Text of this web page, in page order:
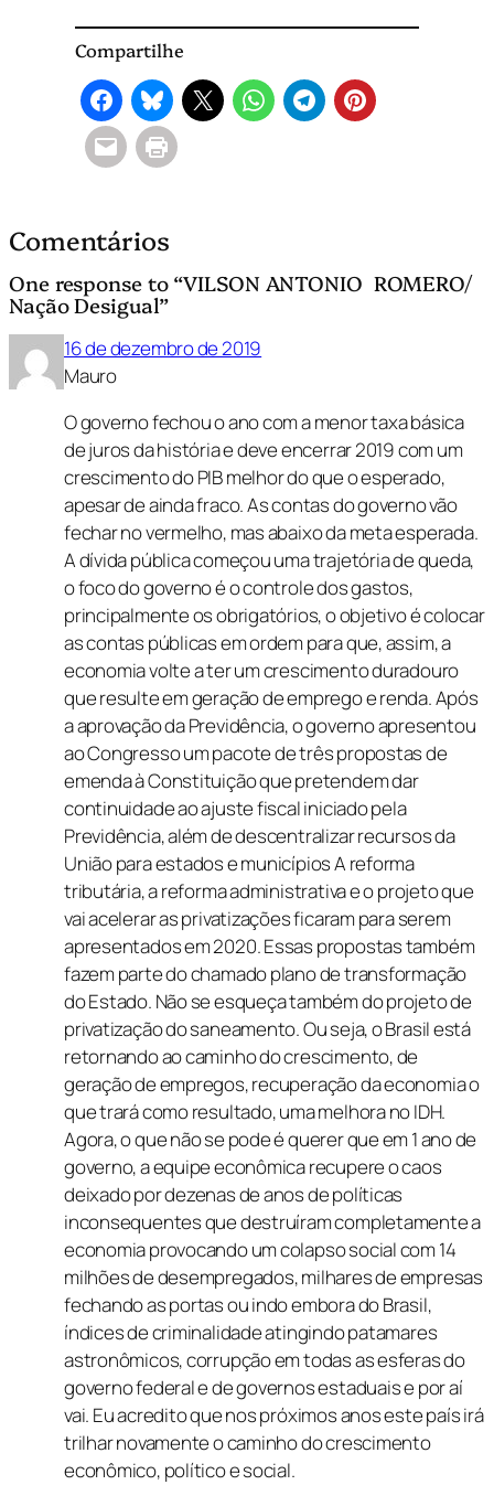
Compartilhe
Comentários
One response to “VILSON ANTONIO ROMERO/
Nação Desigual”
16 de dezembro de 2019
Mauro
O governo fechou o ano com a menor taxa básica
de juros da história e deve encerrar 2019 com um
crescimento do PIB melhor do que o esperado,
apesar de ainda fraco. As contas do governo vão
fechar no vermelho, mas abaixo da meta esperada.
A dívida pública começou uma trajetória de queda,
o foco do governo é o controle dos gastos,
principalmente os obrigatórios, o objetivo é colocar
as contas públicas em ordem para que, assim, a
economia volte a ter um crescimento duradouro
que resulte em geração de emprego e renda. Após
a aprovação da Previdência, o governo apresentou
ao Congresso um pacote de três propostas de
emenda à Constituição que pretendem dar
continuidade ao ajuste fiscal iniciado pela
Previdência, além de descentralizar recursos da
União para estados e municípios A reforma
tributária, a reforma administrativa e o projeto que
vai acelerar as privatizações ficaram para serem
apresentados em 2020. Essas propostas também
fazem parte do chamado plano de transformação
do Estado. Não se esqueça também do projeto de
privatização do saneamento. Ou seja, o Brasil está
retornando ao caminho do crescimento, de
geração de empregos, recuperação da economia o
que trará como resultado, uma melhora no IDH.
Agora, o que não se pode é querer que em 1 ano de
governo, a equipe econômica recupere o caos
deixado por dezenas de anos de políticas
inconsequentes que destruíram completamente a
economia provocando um colapso social com 14
milhões de desempregados, milhares de empresas
fechando as portas ou indo embora do Brasil,
índices de criminalidade atingindo patamares
astronômicos, corrupção em todas as esferas do
governo federal e de governos estaduais e por aí
vai. Eu acredito que nos próximos anos este país irá
trilhar novamente o caminho do crescimento
econômico, político e social.